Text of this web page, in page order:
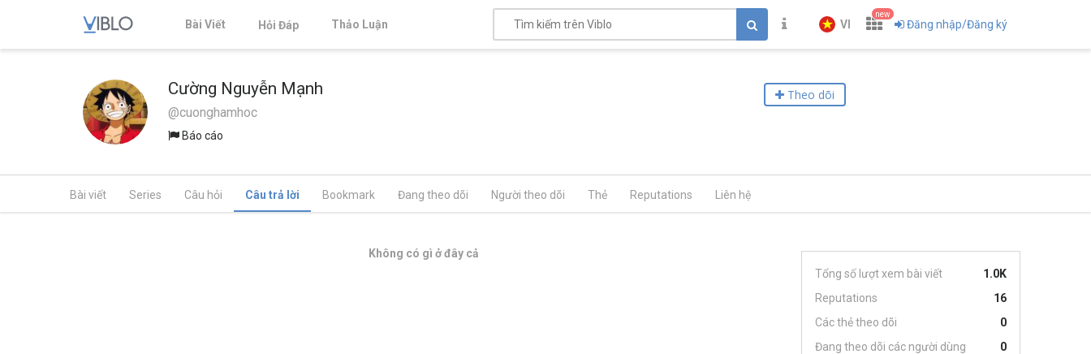
Bài Viết Hỏi Đáp Thảo Luận VI
new
Đăng nhập/Đăng ký
Cường Nguyễn Mạnh
@cuonghamhoc
Báo cáo
Theo dõi
Bài viết Series Câu hỏi Câu trả lời Bookmark Đang theo dõi Người theo dõi Thẻ Reputations Liên hệ
Không có gì ở đây cả
Tổng số lượt xem bài viết
1.0K
Reputations
16
Các thẻ theo dõi
0
Đang theo dõi các người dùng
0